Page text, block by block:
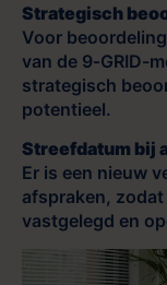
Strategisch
Voor
van de 9‑GRID-
strategisch
potentieel.
Streefdatum bij
Er is een nieuw
afspraken,
vastgelegd en